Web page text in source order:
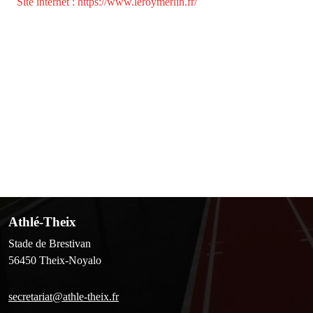
Athlé-Theix
Stade de Brestivan
56450 Theix-Noyalo
secretariat@athle-theix.fr